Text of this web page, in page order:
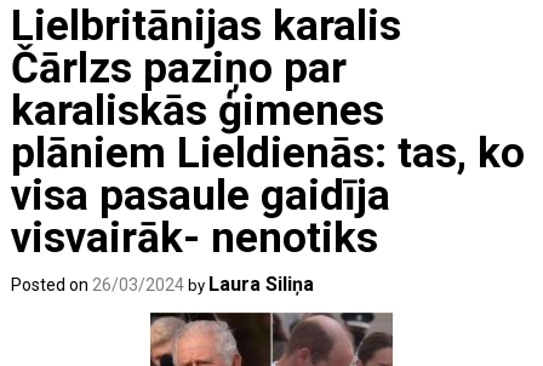
Lielbritānijas karalis
Čārlzs paziņo par
karaliskās ģimenes
plāniem Lieldienās: tas, ko
visa pasaule gaidīja
visvairāk- nenotiks
Posted on 26/03/2024 by Laura Siliņa